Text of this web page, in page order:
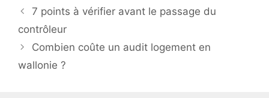
7 points à vérifier avant le passage du
contrôleur
Combien coûte un audit logement en
wallonie ?